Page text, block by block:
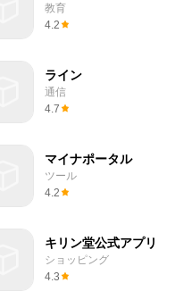
教育
4.2
ライン
通信
4.7
マイナポータル
ツール
4.2
キリン堂公式アプリ
ショッピング
4.3